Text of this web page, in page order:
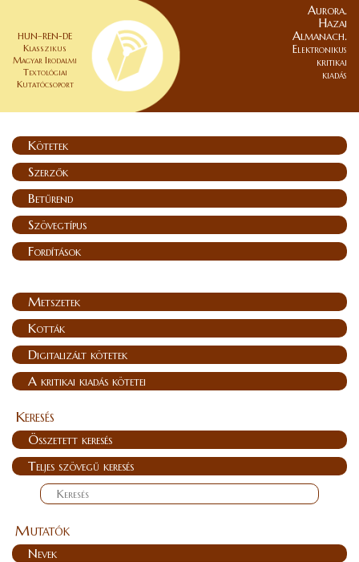
HUN–REN-DE
Klasszikus
Magyar Irodalmi
Textológiai
Kutatócsoport
Aurora.
Hazai
Almanach.
Elektronikus
kritikai
kiadás
Kötetek
Szerzők
Betűrend
Szövegtípus
Fordítások
Metszetek
Kották
Digitalizált kötetek
A kritikai kiadás kötetei
Keresés
Összetett keresés
Teljes szövegű keresés
Mutatók
Nevek